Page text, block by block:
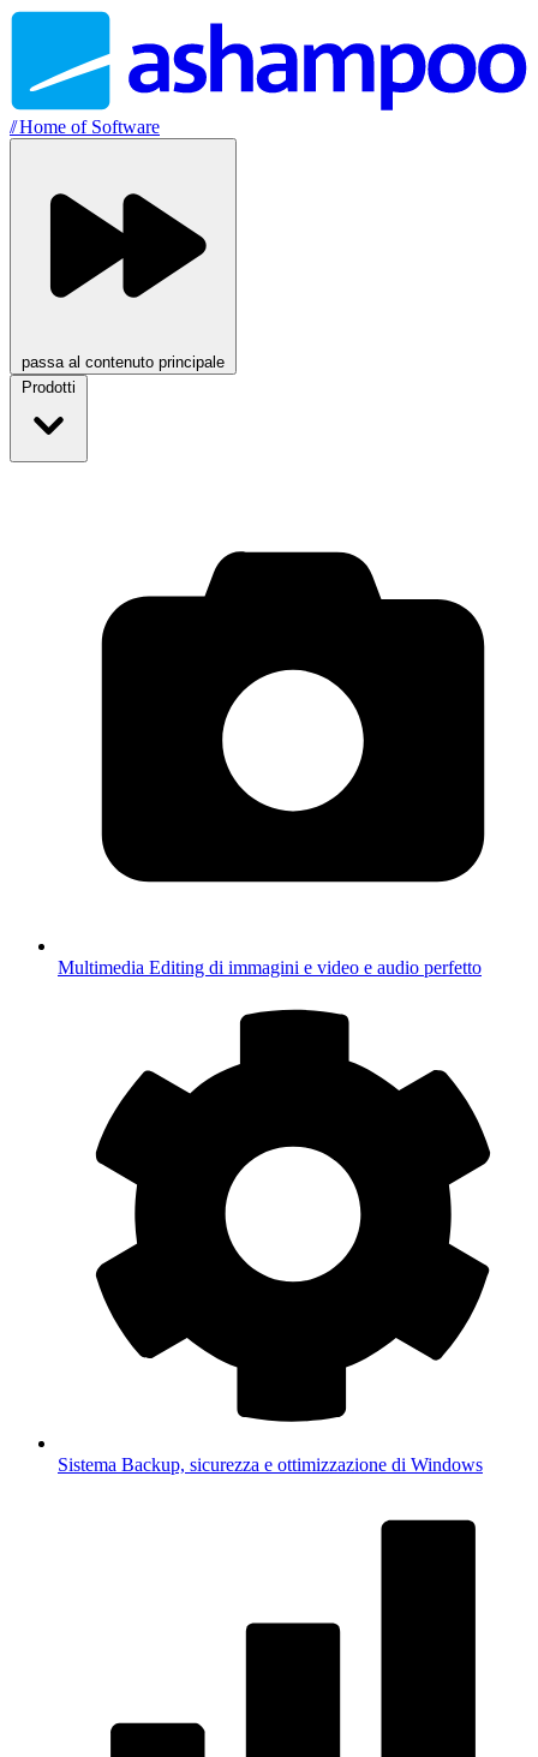
//Home of Software
passa al contenuto principale
Prodotti
Multimedia Editing di immagini e video e audio perfetto
Sistema Backup, sicurezza e ottimizzazione di Windows